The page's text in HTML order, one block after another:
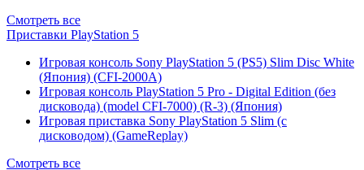
Смотреть все
Приставки PlayStation 5
Игровая консоль Sony PlayStation 5 (PS5) Slim Disc White
(Япония) (CFI-2000A)
Игровая консоль PlayStation 5 Pro - Digital Edition (без
дисковода) (model CFI-7000) (R-3) (Япония)
Игровая приставка Sony PlayStation 5 Slim (с
дисководом) (GameReplay)
Смотреть все